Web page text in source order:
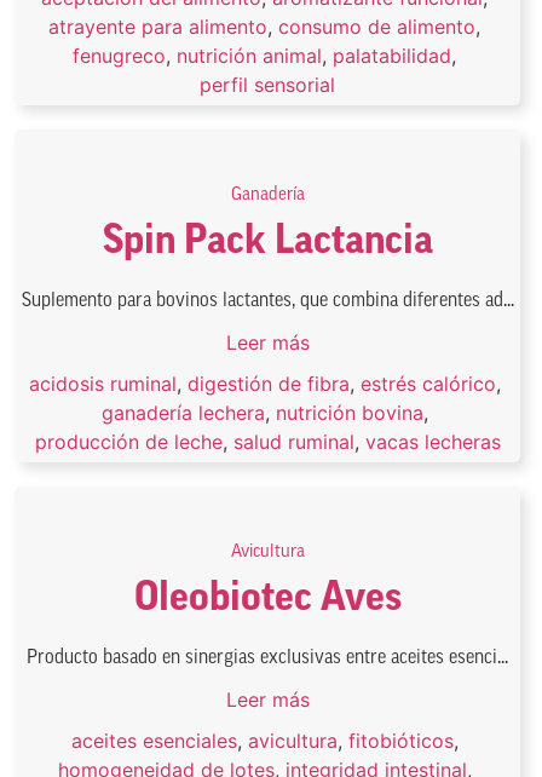
atrayente para alimento, consumo de alimento,
fenugreco, nutrición animal, palatabilidad,
perfil sensorial
Ganadería
Spin Pack Lactancia
Suplemento para bovinos lactantes, que combina diferentes ad...
Leer más
acidosis ruminal, digestión de fibra, estrés calórico,
ganadería lechera, nutrición bovina,
producción de leche, salud ruminal, vacas lecheras
Avicultura
Oleobiotec Aves
Producto basado en sinergias exclusivas entre aceites esenci...
Leer más
aceites esenciales, avicultura, fitobióticos,
homogeneidad de lotes, integridad intestinal,